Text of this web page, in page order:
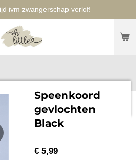
ivm zwangerschap verlof!
Speenkoord
gevlochten
Black
€ 5,99